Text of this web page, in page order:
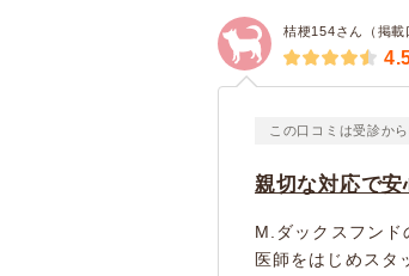
桔梗154さん（掲載
この口コミは受診か
親切な対応で安
M.ダックスフンド
医師をはじめスタ